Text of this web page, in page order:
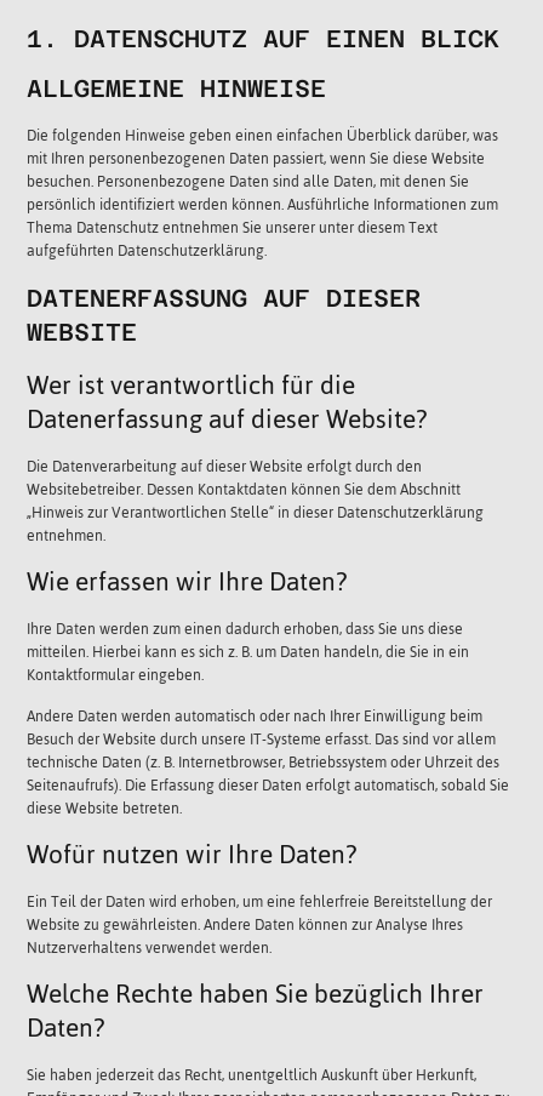
1. DATENSCHUTZ AUF EINEN BLICK
ALLGEMEINE HINWEISE
Die folgenden Hinweise geben einen einfachen Überblick darüber, was
mit Ihren personenbezogenen Daten passiert, wenn Sie diese Website
besuchen. Personenbezogene Daten sind alle Daten, mit denen Sie
persönlich identifiziert werden können. Ausführliche Informationen zum
Thema Datenschutz entnehmen Sie unserer unter diesem Text
aufgeführten Datenschutzerklärung.
DATENERFASSUNG AUF DIESER
WEBSITE
Wer ist verantwortlich für die
Datenerfassung auf dieser Website?
Die Datenverarbeitung auf dieser Website erfolgt durch den
Websitebetreiber. Dessen Kontaktdaten können Sie dem Abschnitt
„Hinweis zur Verantwortlichen Stelle“ in dieser Datenschutzerklärung
entnehmen.
Wie erfassen wir Ihre Daten?
Ihre Daten werden zum einen dadurch erhoben, dass Sie uns diese
mitteilen. Hierbei kann es sich z. B. um Daten handeln, die Sie in ein
Kontaktformular eingeben.
Andere Daten werden automatisch oder nach Ihrer Einwilligung beim
Besuch der Website durch unsere IT-Systeme erfasst. Das sind vor allem
technische Daten (z. B. Internetbrowser, Betriebssystem oder Uhrzeit des
Seitenaufrufs). Die Erfassung dieser Daten erfolgt automatisch, sobald Sie
diese Website betreten.
Wofür nutzen wir Ihre Daten?
Ein Teil der Daten wird erhoben, um eine fehlerfreie Bereitstellung der
Website zu gewährleisten. Andere Daten können zur Analyse Ihres
Nutzerverhaltens verwendet werden.
Welche Rechte haben Sie bezüglich Ihrer
Daten?
Sie haben jederzeit das Recht, unentgeltlich Auskunft über Herkunft,